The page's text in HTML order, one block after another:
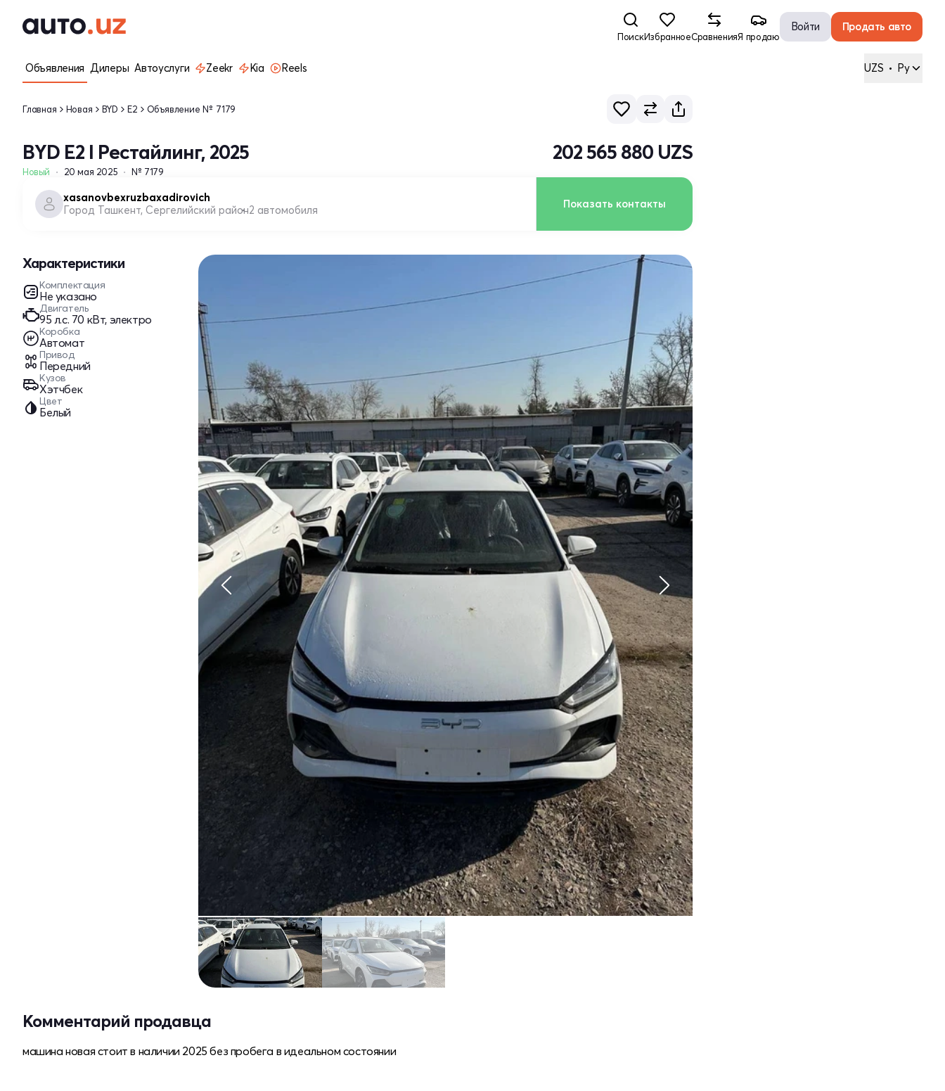
ПоискИзбранноеСравненияЯ продаю
Войти Продать авто
Объявления Дилеры Автоуслуги Zeekr Kia Reels UZS • Ру
Главная Новая BYD E2 Объявление № 7179
BYD E2 I Рестайлинг, 2025
Новый 20 мая 2025 № 7179
202 565 880 UZS
xasanovbexruzbaxadirovich
Город Ташкент, Сергелийский район2 автомобиля Показать контакты
Характеристики
Комплектация
Не указано
Двигатель
95 л.c. 70 кВт, электро
Коробка
Автомат
Привод
Передний
Кузов
Хэтчбек
Цвет
Белый
Комментарий продавца
машина новая стоит в наличии 2025 без пробега в идеальном состоянии